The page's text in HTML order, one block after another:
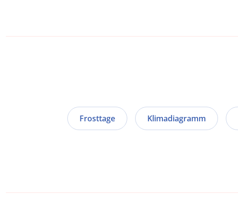
Frosttage Klimadiagramm